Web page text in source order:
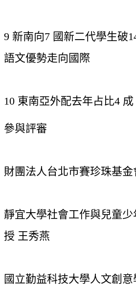
9 新南向7 國新二代學生破
語文優勢走向國際
10 東南亞外配去年占比4
參與評審
財團法人台北市賽珍珠基
靜宜大學社會工作與兒童
授 王秀燕
國立勤益科技大學人文創